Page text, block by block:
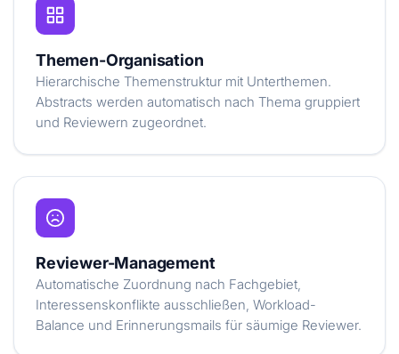
Themen-Organisation
Hierarchische Themenstruktur mit Unterthemen.
Abstracts werden automatisch nach Thema gruppiert
und Reviewern zugeordnet.
Reviewer-Management
Automatische Zuordnung nach Fachgebiet,
Interessenskonflikte ausschließen, Workload-
Balance und Erinnerungsmails für säumige Reviewer.